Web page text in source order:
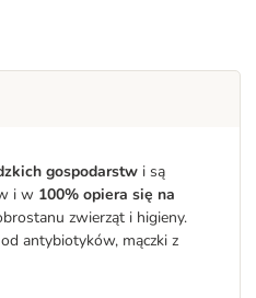
gospodarstw i są
i w 100% opiera się na
zwierząt i higieny.
antybiotyków, mączki z